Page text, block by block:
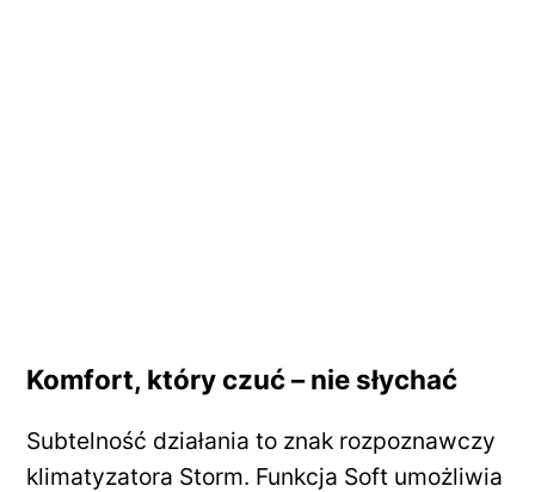
Komfort, który czuć – nie słychać
Subtelność działania to znak rozpoznawczy
klimatyzatora Storm. Funkcja Soft umożliwia